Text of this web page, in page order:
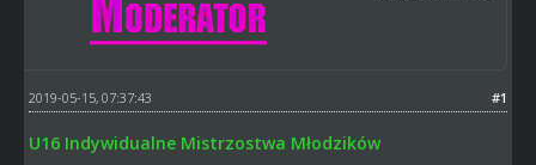
#1
2019-05-15, 07:37:43
U16 Indywidualne Mistrzostwa Młodzików